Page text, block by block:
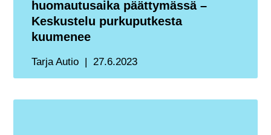
huomautusaika päättymässä –
Keskustelu purkuputkesta
kuumenee
Tarja Autio 27.6.2023